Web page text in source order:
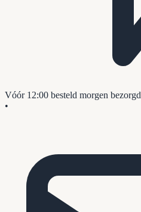
Vóór 12:00 besteld morgen bezorgd
•